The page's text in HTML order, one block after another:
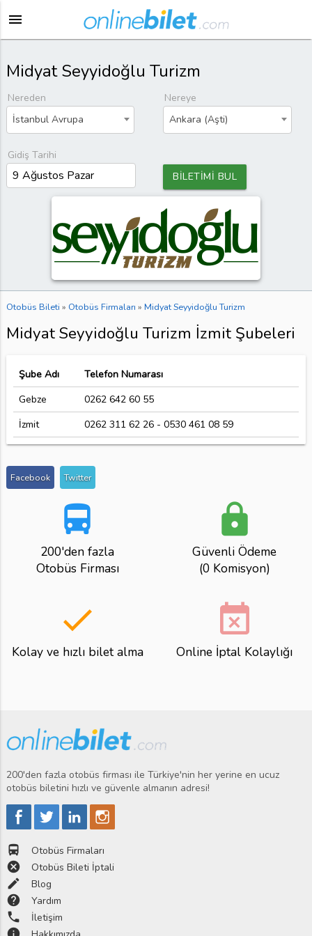
menu
Midyat Seyyidoğlu Turizm
Nereden
İstanbul Avrupa
Nereye
Ankara (Aşti)
Gidiş Tarihi
BİLETİMİ BUL
Otobüs Bileti » Otobüs Firmaları » Midyat Seyyidoğlu Turizm
Midyat Seyyidoğlu Turizm İzmit Şubeleri
Şube Adı
Telefon Numarası
Gebze
0262 642 60 55
İzmit
0262 311 62 26 - 0530 461 08 59
Facebook Twitter
directions_bus
200'den fazla
Otobüs Firması
lock
Güvenli Ödeme
(0 Komisyon)
done
Kolay ve hızlı bilet alma
event_busy
Online İptal Kolaylığı
200'den fazla otobüs firması ile Türkiye'nin her yerine en ucuz
otobüs biletini hızlı ve güvenle almanın adresi!
directions_bus Otobüs Firmaları
cancel Otobüs Bileti İptali
edit Blog
help Yardım
phone İletişim